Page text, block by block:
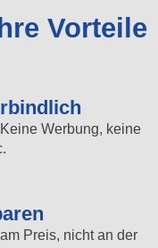
Vorteile
Werbung, keine
Preis, nicht an der